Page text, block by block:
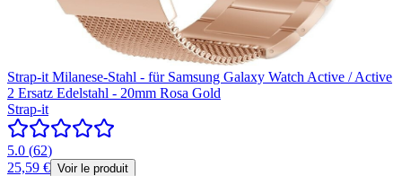
Strap-it Milanese-Stahl - für Samsung Galaxy Watch Active / Active
2 Ersatz Edelstahl - 20mm Rosa Gold
Strap-it
5.0 (62)
25,59 € Voir le produit